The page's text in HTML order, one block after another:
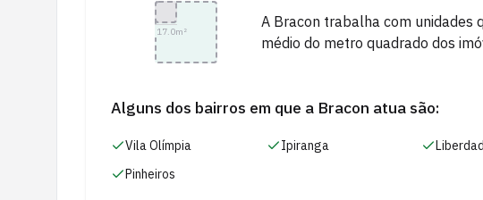
17.0m²
A Bracon trabalha com unidades
médio do metro quadrado dos
Alguns dos bairros em que a Bracon atua são:
Vila Olímpia Ipiranga
Pinheiros